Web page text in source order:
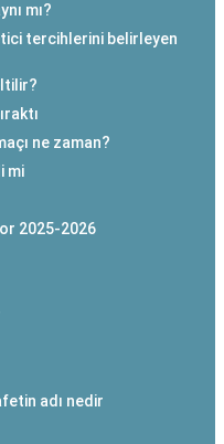
mı?
tercihlerini belirleyen
ne zaman?
mi
2025-2026
adı nedir